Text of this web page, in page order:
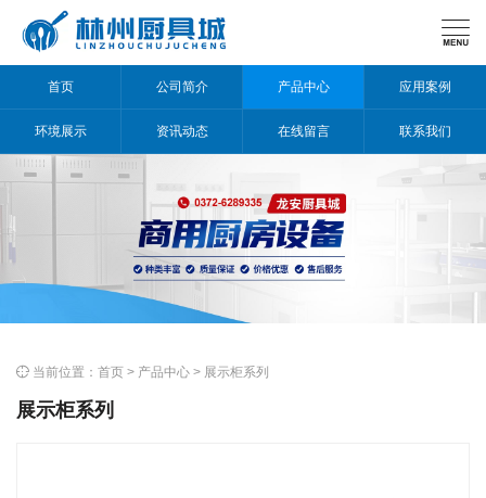

首页 公司简介 产品中心 应用案例
环境展示 资讯动态 在线留言 联系我们
 当前位置： 首页 > 产品中心 > 展示柜系列
展示柜系列